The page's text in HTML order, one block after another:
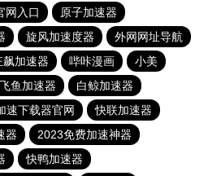
网入口
原子加速器
旋风加速度器
外网网址导航
飙加速器 哔咔漫画
小美
飞鱼加速器
白鲸加速器
速下载器官网
快联加速器
器
2023免费加速神器
快鸭加速器